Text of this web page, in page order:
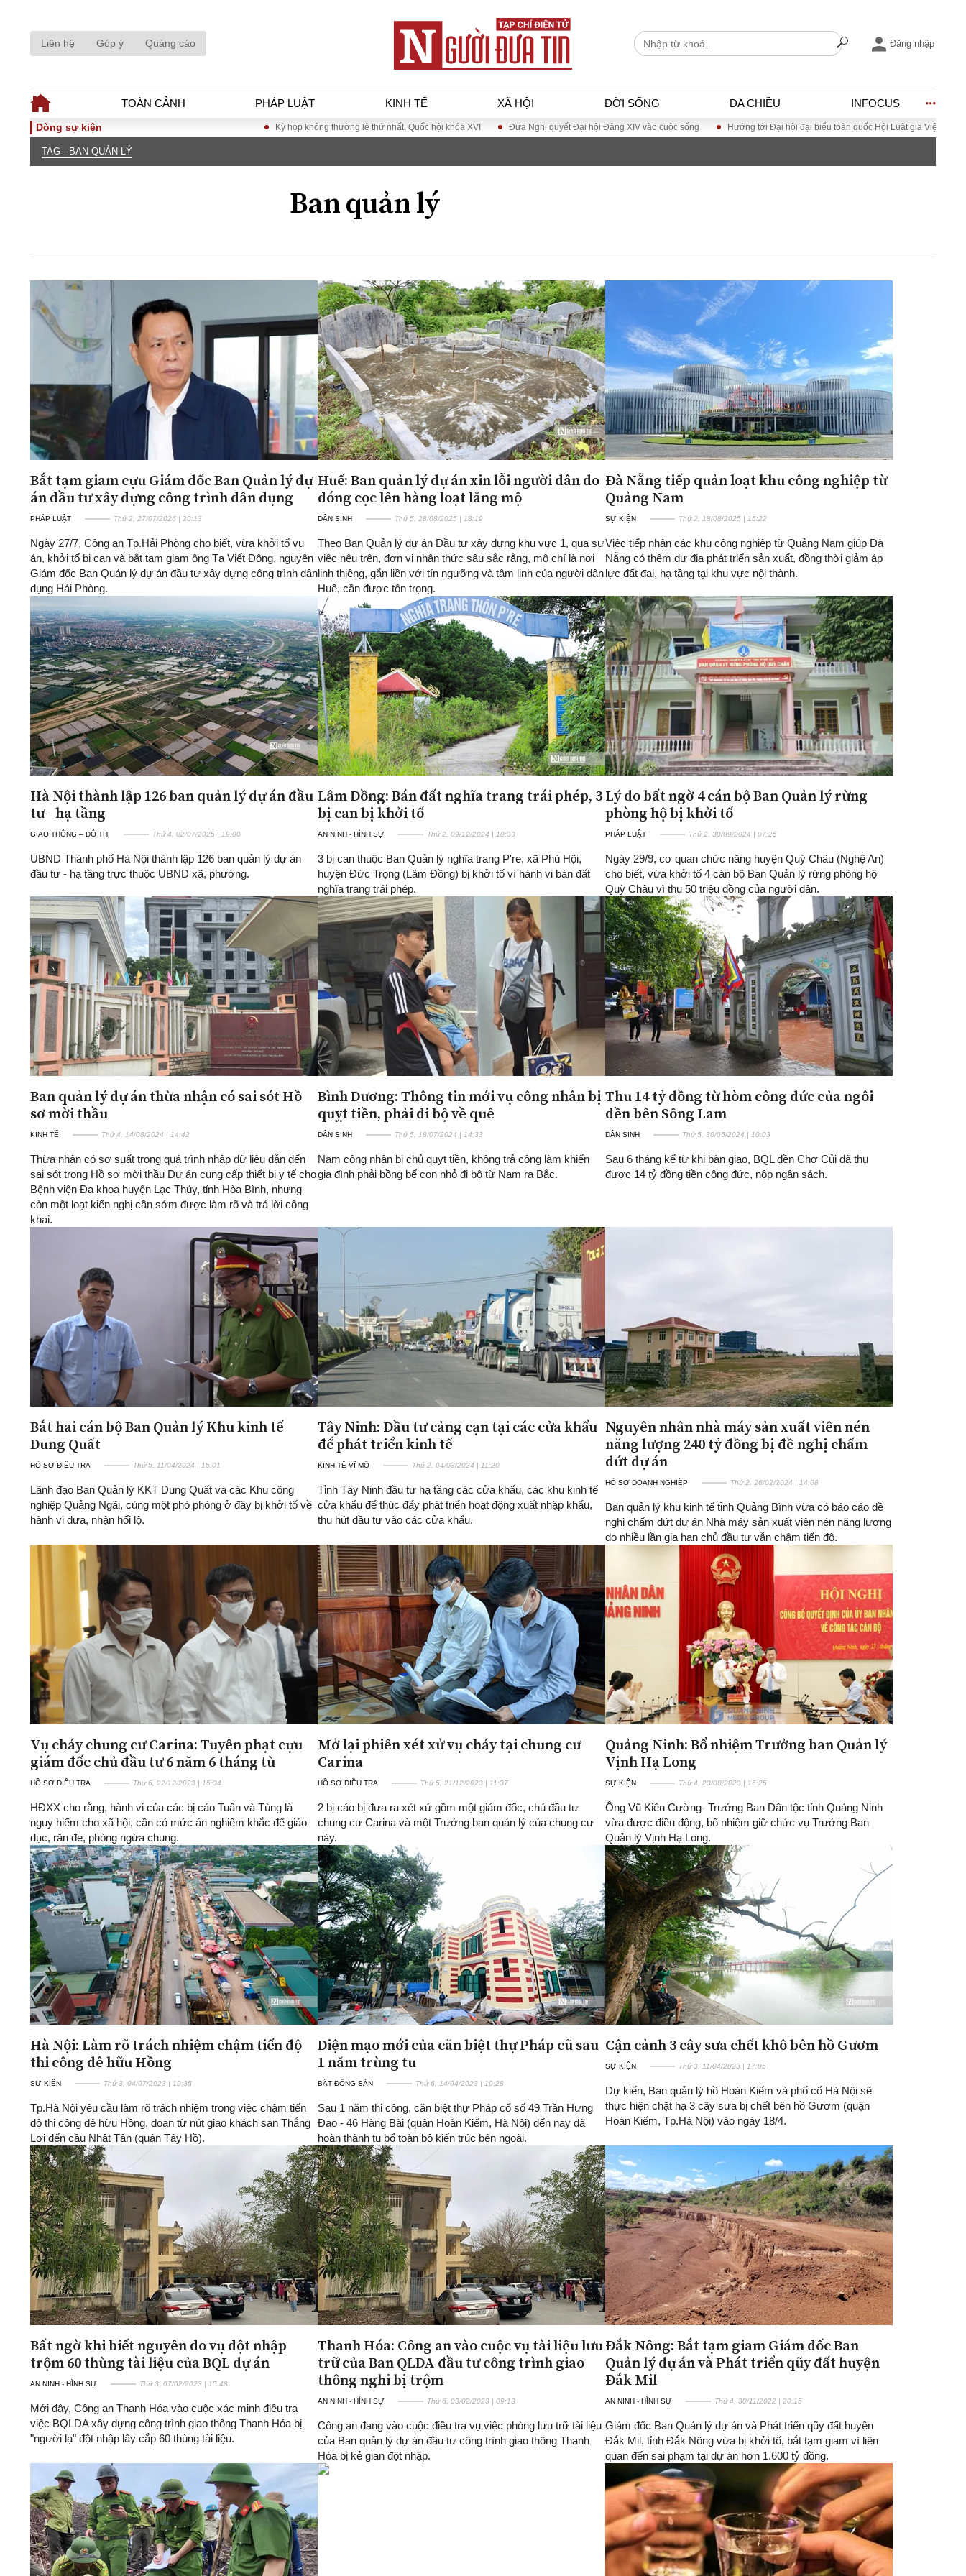
Liên hệ Góp ý Quảng cáo Đăng nhập
TOÀN CẢNH PHÁP LUẬT KINH TẾ XÃ HỘI ĐỜI SỐNG ĐA CHIỀU INFOCUS
TOÀN CẢNH
Thế giới
Góc nhìn luật gia
An ninh - Hình sự
Tài chính - Ngân hàng
Kinh tế vĩ mô
Xu hướng thị trường
Tiêu dùng và dư luận
Công nghệ
Giao thông – Đô thị
ĐA CHIỀU
Xi nhan Trái Phải
Bạn đọc viết
Đăng ký tin tức mới
Dòng sự kiện Kỳ họp không thường lệ thứ nhất, Quốc hội khóa XVI Đưa Nghị quyết Đại hội Đảng XIV vào cuộc sống Hướng tới Đại hội đại biểu toàn quốc Hội Luật gia Việt Nam lần thứ XV
TAG - BAN QUẢN LÝ
Ban quản lý
Bắt tạm giam cựu Giám đốc Ban Quản lý dự
án đầu tư xây dựng công trình dân dụng
PHÁP LUẬT Thứ 2, 27/07/2026 | 20:13
Ngày 27/7, Công an Tp.Hải Phòng cho biết, vừa khởi tố vụ
án, khởi tố bị can và bắt tạm giam ông Tạ Viết Đông, nguyên
Giám đốc Ban Quản lý dự án đầu tư xây dựng công trình dân
dụng Hải Phòng.
Huế: Ban quản lý dự án xin lỗi người dân do
đóng cọc lên hàng loạt lăng mộ
DÂN SINH Thứ 5, 28/08/2025 | 18:19
Theo Ban Quản lý dự án Đầu tư xây dựng khu vực 1, qua sự
việc nêu trên, đơn vị nhận thức sâu sắc rằng, mộ chí là nơi
linh thiêng, gắn liền với tín ngưỡng và tâm linh của người dân
Huế, cần được tôn trọng.
Đà Nẵng tiếp quản loạt khu công nghiệp từ
Quảng Nam
SỰ KIỆN Thứ 2, 18/08/2025 | 16:22
Việc tiếp nhận các khu công nghiệp từ Quảng Nam giúp Đà
Nẵng có thêm dư địa phát triển sản xuất, đồng thời giảm áp
lực đất đai, hạ tầng tại khu vực nội thành.
Hà Nội thành lập 126 ban quản lý dự án đầu
tư - hạ tầng
GIAO THÔNG – ĐÔ THỊ Thứ 4, 02/07/2025 | 19:00
UBND Thành phố Hà Nội thành lập 126 ban quản lý dự án
đầu tư - hạ tầng trực thuộc UBND xã, phường.
Lâm Đồng: Bán đất nghĩa trang trái phép, 3
bị can bị khởi tố
AN NINH - HÌNH SỰ Thứ 2, 09/12/2024 | 18:33
3 bị can thuộc Ban Quản lý nghĩa trang P're, xã Phú Hội,
huyện Đức Trọng (Lâm Đồng) bị khởi tố vì hành vi bán đất
nghĩa trang trái phép.
Lý do bất ngờ 4 cán bộ Ban Quản lý rừng
phòng hộ bị khởi tố
PHÁP LUẬT Thứ 2, 30/09/2024 | 07:25
Ngày 29/9, cơ quan chức năng huyện Quỳ Châu (Nghệ An)
cho biết, vừa khởi tố 4 cán bộ Ban Quản lý rừng phòng hộ
Quỳ Châu vì thu 50 triệu đồng của người dân.
Ban quản lý dự án thừa nhận có sai sót Hồ
sơ mời thầu
KINH TẾ Thứ 4, 14/08/2024 | 14:42
Thừa nhận có sơ suất trong quá trình nhập dữ liệu dẫn đến
sai sót trong Hồ sơ mời thầu Dự án cung cấp thiết bị y tế cho
Bệnh viện Đa khoa huyện Lạc Thủy, tỉnh Hòa Bình, nhưng
còn một loạt kiến nghị cần sớm được làm rõ và trả lời công
khai.
Bình Dương: Thông tin mới vụ công nhân bị
quỵt tiền, phải đi bộ về quê
DÂN SINH Thứ 5, 18/07/2024 | 14:33
Nam công nhân bị chủ quỵt tiền, không trả công làm khiến
gia đình phải bồng bế con nhỏ đi bộ từ Nam ra Bắc.
Thu 14 tỷ đồng từ hòm công đức của ngôi
đền bên Sông Lam
DÂN SINH Thứ 5, 30/05/2024 | 10:03
Sau 6 tháng kể từ khi bàn giao, BQL đền Chợ Củi đã thu
được 14 tỷ đồng tiền công đức, nộp ngân sách.
Bắt hai cán bộ Ban Quản lý Khu kinh tế
Dung Quất
HỒ SƠ ĐIỀU TRA Thứ 5, 11/04/2024 | 15:01
Lãnh đạo Ban Quản lý KKT Dung Quất và các Khu công
nghiệp Quảng Ngãi, cùng một phó phòng ở đây bị khởi tố về
hành vi đưa, nhận hối lộ.
Tây Ninh: Đầu tư cảng cạn tại các cửa khẩu
để phát triển kinh tế
KINH TẾ VĨ MÔ Thứ 2, 04/03/2024 | 11:20
Tỉnh Tây Ninh đầu tư hạ tầng các cửa khẩu, các khu kinh tế
cửa khẩu để thúc đẩy phát triển hoạt động xuất nhập khẩu,
thu hút đầu tư vào các cửa khẩu.
Nguyên nhân nhà máy sản xuất viên nén
năng lượng 240 tỷ đồng bị đề nghị chấm
dứt dự án
HỒ SƠ DOANH NGHIỆP Thứ 2, 26/02/2024 | 14:08
Ban quản lý khu kinh tế tỉnh Quảng Bình vừa có báo cáo đề
nghị chấm dứt dự án Nhà máy sản xuất viên nén năng lượng
do nhiều lần gia hạn chủ đầu tư vẫn chậm tiến độ.
Vụ cháy chung cư Carina: Tuyên phạt cựu
giám đốc chủ đầu tư 6 năm 6 tháng tù
HỒ SƠ ĐIỀU TRA Thứ 6, 22/12/2023 | 15:34
HĐXX cho rằng, hành vi của các bị cáo Tuấn và Tùng là
nguy hiểm cho xã hội, cần có mức án nghiêm khắc để giáo
dục, răn đe, phòng ngừa chung.
Mở lại phiên xét xử vụ cháy tại chung cư
Carina
HỒ SƠ ĐIỀU TRA Thứ 5, 21/12/2023 | 11:37
2 bị cáo bị đưa ra xét xử gồm một giám đốc, chủ đầu tư
chung cư Carina và một Trưởng ban quản lý của chung cư
này.
Quảng Ninh: Bổ nhiệm Trưởng ban Quản lý
Vịnh Hạ Long
SỰ KIỆN Thứ 4, 23/08/2023 | 16:25
Ông Vũ Kiên Cường- Trưởng Ban Dân tộc tỉnh Quảng Ninh
vừa được điều động, bổ nhiệm giữ chức vụ Trưởng Ban
Quản lý Vịnh Hạ Long.
Hà Nội: Làm rõ trách nhiệm chậm tiến độ
thi công đê hữu Hồng
SỰ KIỆN Thứ 3, 04/07/2023 | 10:35
Tp.Hà Nội yêu cầu làm rõ trách nhiệm trong việc chậm tiến
độ thi công đê hữu Hồng, đoạn từ nút giao khách sạn Thắng
Lợi đến cầu Nhật Tân (quận Tây Hồ).
Diện mạo mới của căn biệt thự Pháp cũ sau
1 năm trùng tu
BẤT ĐỘNG SẢN Thứ 6, 14/04/2023 | 10:28
Sau 1 năm thi công, căn biệt thự Pháp cổ số 49 Trần Hưng
Đạo - 46 Hàng Bài (quận Hoàn Kiếm, Hà Nội) đến nay đã
hoàn thành tu bổ toàn bộ kiến trúc bên ngoài.
Cận cảnh 3 cây sưa chết khô bên hồ Gươm
SỰ KIỆN Thứ 3, 11/04/2023 | 17:05
Dự kiến, Ban quản lý hồ Hoàn Kiếm và phố cổ Hà Nội sẽ
thực hiện chặt hạ 3 cây sưa bị chết bên hồ Gươm (quận
Hoàn Kiếm, Tp.Hà Nội) vào ngày 18/4.
Bất ngờ khi biết nguyên do vụ đột nhập
trộm 60 thùng tài liệu của BQL dự án
AN NINH - HÌNH SỰ Thứ 3, 07/02/2023 | 15:48
Mới đây, Công an Thanh Hóa vào cuộc xác minh điều tra
việc BQLDA xây dựng công trình giao thông Thanh Hóa bị
"người lạ" đột nhập lấy cắp 60 thùng tài liệu.
Thanh Hóa: Công an vào cuộc vụ tài liệu lưu
trữ của Ban QLDA đầu tư công trình giao
thông nghi bị trộm
AN NINH - HÌNH SỰ Thứ 6, 03/02/2023 | 09:13
Công an đang vào cuộc điều tra vụ việc phòng lưu trữ tài liệu
của Ban quản lý dự án đầu tư công trình giao thông Thanh
Hóa bị kẻ gian đột nhập.
Đắk Nông: Bắt tạm giam Giám đốc Ban
Quản lý dự án và Phát triển qũy đất huyện
Đắk Mil
AN NINH - HÌNH SỰ Thứ 4, 30/11/2022 | 20:15
Giám đốc Ban Quản lý dự án và Phát triển qũy đất huyện
Đắk Mil, tỉnh Đắk Nông vừa bị khởi tố, bắt tạm giam vì liên
quan đến sai phạm tại dự án hơn 1.600 tỷ đồng.